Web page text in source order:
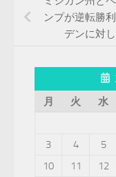
ンプが逆転勝
デンに対
月
火 水
3
4 5
10
11 12